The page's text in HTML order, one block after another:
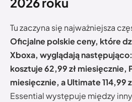
Tu zaczyna się najważniejsza
Oficjalne polskie ceny, które
Xboxa, wyglądają następująco:
kosztuje 62,99 zł miesięcznie,
miesięcznie, a Ultimate 114,99
Essential występuje między